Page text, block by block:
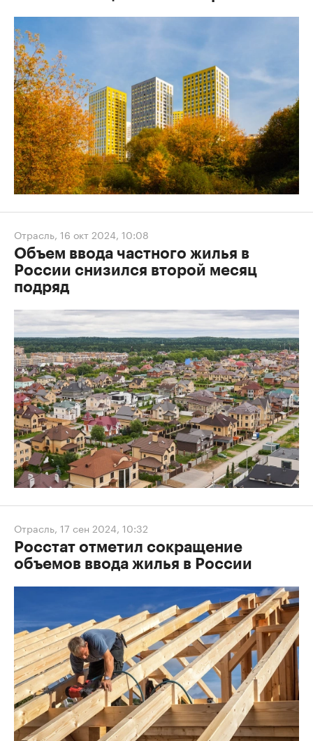
Жилье,28 окт 2024, 09:35
Росстат назвал регионы со
снижением цен на новостройки
Отрасль,16 окт 2024, 10:08
Объем ввода частного жилья в
России снизился второй месяц
подряд
Отрасль, 17 сен 2024, 10:32
Росстат отметил сокращение
объемов ввода жилья в России